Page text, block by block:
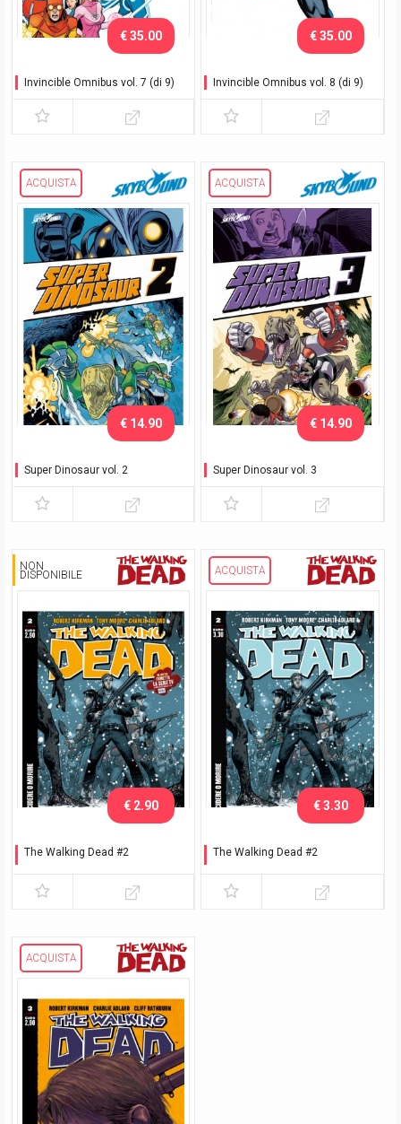
Invincible Omnibus vol. 7 (di 9)
€ 35.00
Invincible Omnibus vol. 8 (di 9)
€ 35.00
ACQUISTA
Super Dinosaur vol. 2
€ 14.90
ACQUISTA
Super Dinosaur vol. 3
€ 14.90
NON
DISPONIBILE
The Walking Dead #2
€ 2.90
ACQUISTA
The Walking Dead #2
Ristampa
€ 3.30
ACQUISTA